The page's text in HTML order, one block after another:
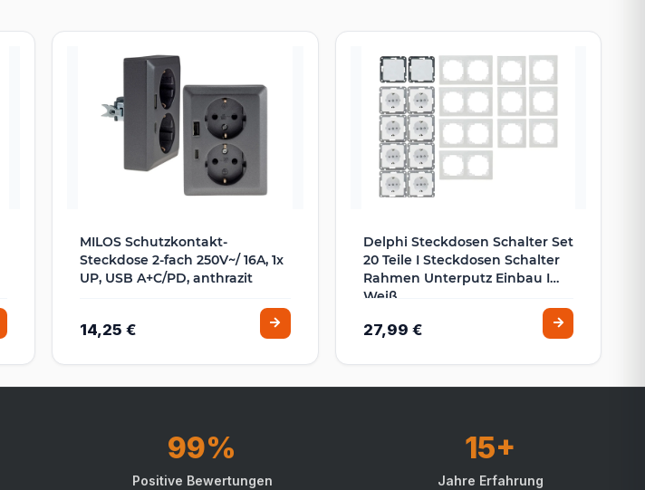
MILOS Schutzkontakt-
Steckdose 2-fach 250V~/ 16A, 1x
UP, USB A+C/PD, anthrazit
14,25 €
Delphi Steckdosen Schalter Set
20 Teile I Steckdosen Schalter
Rahmen Unterputz Einbau I
Weiß
27,99 €
99%
Positive Bewertungen
15+
Jahre Erfahrung